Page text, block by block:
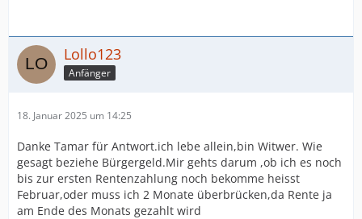
Lollo123
Anfänger
18. Januar 2025 um 14:25
Danke Tamar für Antwort.ich lebe allein,bin Witwer. Wie
gesagt beziehe Bürgergeld.Mir gehts darum ,ob ich es noch
bis zur ersten Rentenzahlung noch bekomme heisst
Februar,oder muss ich 2 Monate überbrücken,da Rente ja
am Ende des Monats gezahlt wird